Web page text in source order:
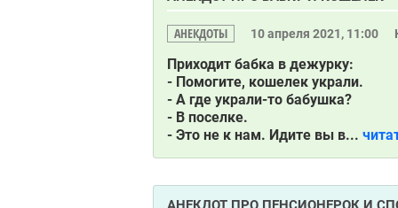
АНЕКДОТЫ 10 апреля 2021, 11:00
Приходит бабка в дежурку:
- Помогите, кошелек украли.
- А где украли-то бабушка?
- В поселке.
- Это не к нам. Идите вы в...